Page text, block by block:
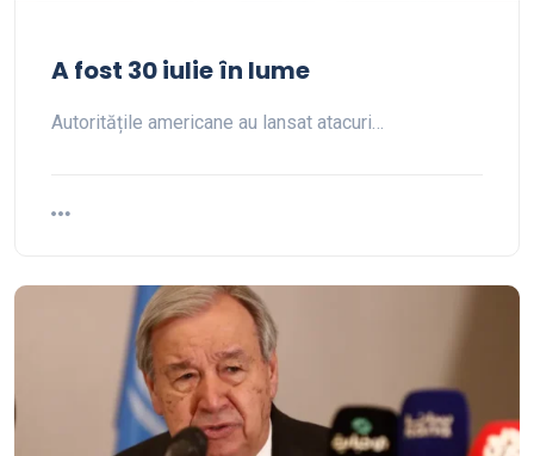
A fost 30 iulie în lume
Autoritățile americane au lansat atacuri…